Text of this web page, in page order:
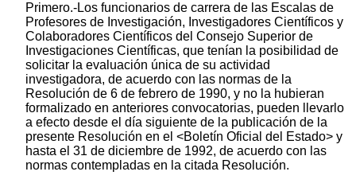
Primero.-Los funcionarios de carrera de las Escalas de
Profesores de Investigación, Investigadores Científicos y
Colaboradores Científicos del Consejo Superior de
Investigaciones Científicas, que tenían la posibilidad de
solicitar la evaluación única de su actividad
investigadora, de acuerdo con las normas de la
Resolución de 6 de febrero de 1990, y no la hubieran
formalizado en anteriores convocatorias, pueden llevarlo
a efecto desde el día siguiente de la publicación de la
presente Resolución en el <Boletín Oficial del Estado> y
hasta el 31 de diciembre de 1992, de acuerdo con las
normas contempladas en la citada Resolución.